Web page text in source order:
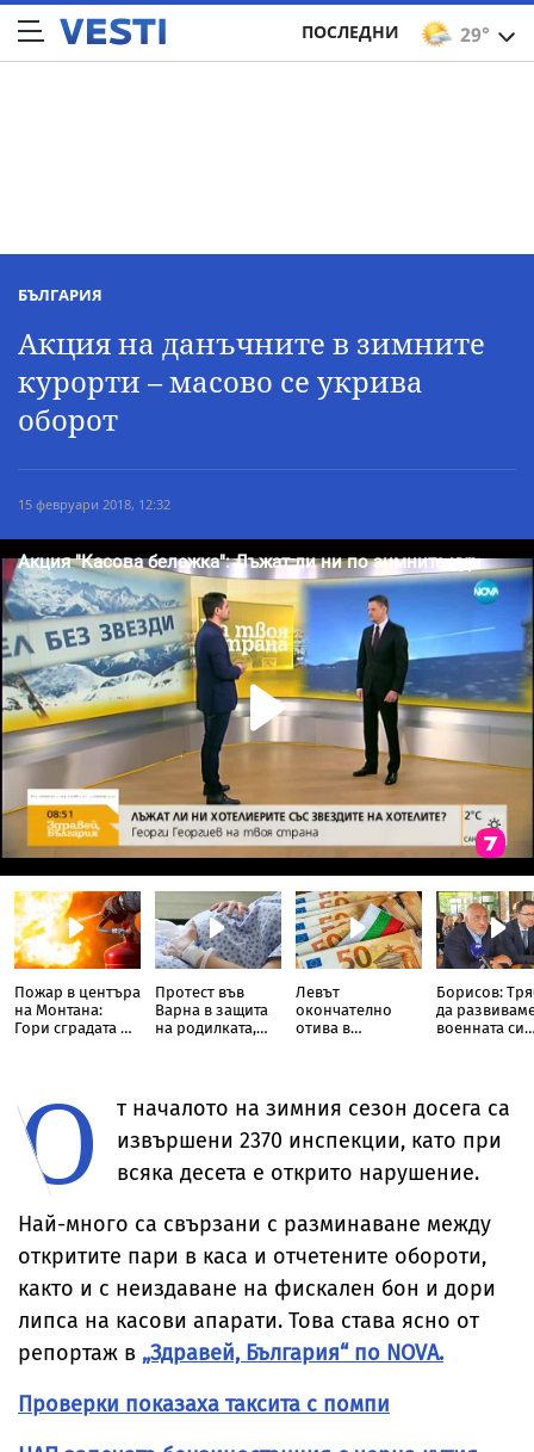
29°
ПОСЛЕДНИ
БЪЛГАРИЯ
Акция на данъчните в зимните
курорти – масово се укрива
оборот
15 февруари 2018, 12:32
Пожар в центъра
на Монтана:
Гори сградата на
Протест във
Варна в защита
на родилката,
Левът
окончателно
отива в
Борисов:
да
военната си
О
т началото на зимния сезон досега са
извършени 2370 инспекции, като при
всяка десета е открито нарушение.
Най-много са свързани с разминаване между
откритите пари в каса и отчетените обороти,
както и с неиздаване на фискален бон и дори
липса на касови апарати. Това става ясно от
репортаж в „Здравей, България“ по NOVA.
Проверки показаха таксита с помпи